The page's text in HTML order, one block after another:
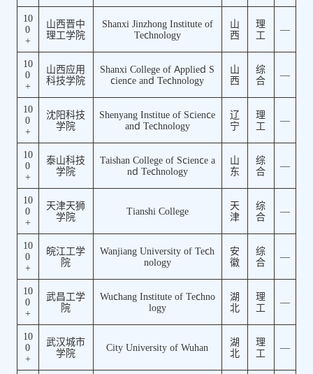
10
0
+
山西晋中
理工学院
Shanxi Jinzhong Institute of
Technology
山
西
理
工
—
10
0
+
山西应用
科技学院
Shanxi College of Applied S
cience and Technology
山
西
综
合
—
10
0
+
沈阳科技
学院
Shenyang Institue of Science
and Technology
辽
宁
理
工
—
10
0
+
泰山科技
学院
Taishan College of Science a
nd Technology
山
东
综
合
—
10
0
+
天津天狮
学院
Tianshi College
天
津
综
合
—
10
0
+
皖江工学
院
Wanjiang University of Tech
nology
安
徽
综
合
—
10
0
+
武昌工学
院
Wuchang Institute of Techno
logy
湖
北
理
工
—
10
0
+
武汉城市
学院
City University of Wuhan
湖
北
理
工
—